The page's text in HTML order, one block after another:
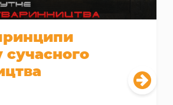
сучасного